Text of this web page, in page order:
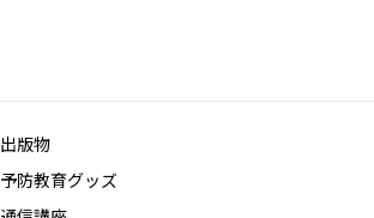
出版物
予防教育グッズ